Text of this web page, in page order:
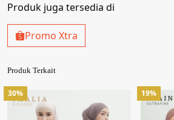
Produk juga tersedia di
Promo Xtra
Produk Terkait
30% 19%